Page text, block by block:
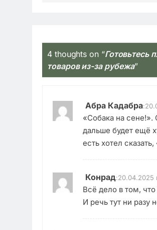
4 thoughts on “Готовьтесь
товаров из-за рубежа”
Абра Кадабра:
«Собака на
дальше будет ещё
есть хотел
Конрад:20.04.2025
Всё дело в том,
И речь тут ни разу